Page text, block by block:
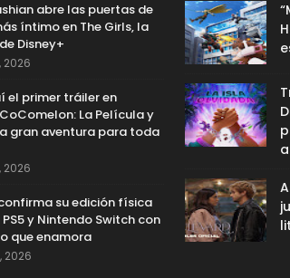
abre las puertas de
íntimo en The Girls, la
Disney+
2026
el primer tráiler en
La Película y
gran aventura para toda
2026
su edición física
y Nintendo Switch con
que enamora
2026